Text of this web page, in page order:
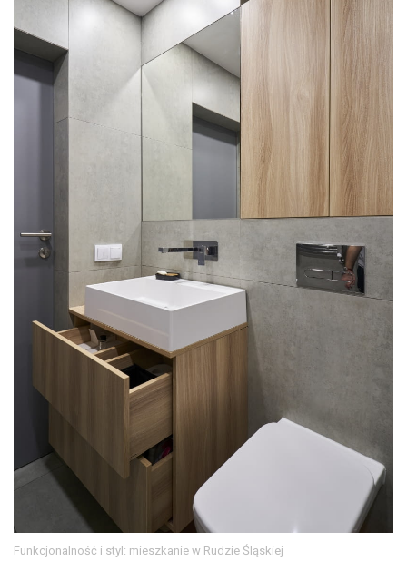
Funkcjonalność i styl: mieszkanie w Rudzie Śląskiej